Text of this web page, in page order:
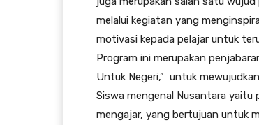
melalui kegiatan yang
motivasi kepada pelajar untuk
Program ini merupakan
Untuk Negeri,” untuk
Siswa mengenal Nusantara
mengajar, yang bertujuan untuk